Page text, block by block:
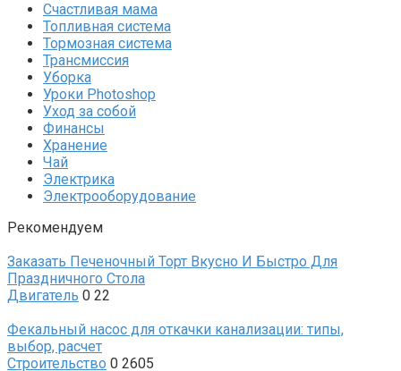
Счастливая мама
Топливная система
Тормозная система
Трансмиссия
Уборка
Уроки Photoshop
Уход за собой
Финансы
Хранение
Чай
Электрика
Электрооборудование
Рекомендуем
Заказать Печеночный Торт Вкусно И Быстро Для
Праздничного Стола
Двигатель 0 22
Фекальный насос для откачки канализации: типы,
выбор, расчет
Строительство 0 2605